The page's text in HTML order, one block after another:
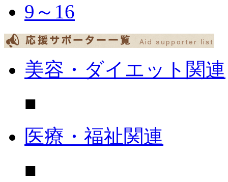
9～16
美容・ダイエット関連
■
医療・福祉関連
■